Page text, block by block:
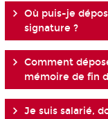
Où puis-je
signature ?
Comment
mémoire de fin
Je suis salarié,